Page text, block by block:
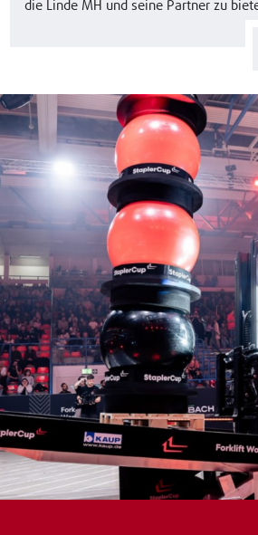
die Linde MH und seine Partner zu